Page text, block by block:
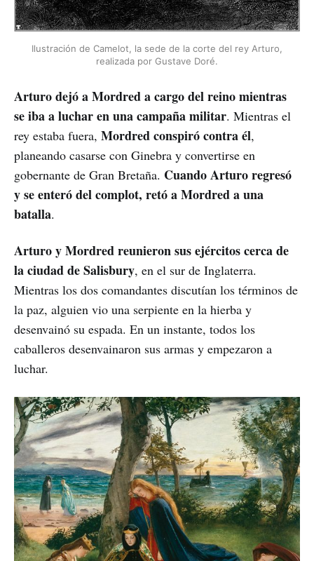
Ilustración de Camelot, la sede de la corte del rey Arturo,
realizada por Gustave Doré.
Arturo dejó a Mordred a cargo del reino mientras
se iba a luchar en una campaña militar. Mientras el
rey estaba fuera, Mordred conspiró contra él,
planeando casarse con Ginebra y convertirse en
gobernante de Gran Bretaña. Cuando Arturo regresó
y se enteró del complot, retó a Mordred a una
batalla.
Arturo y Mordred reunieron sus ejércitos cerca de
la ciudad de Salisbury, en el sur de Inglaterra.
Mientras los dos comandantes discutían los términos de
la paz, alguien vio una serpiente en la hierba y
desenvainó su espada. En un instante, todos los
caballeros desenvainaron sus armas y empezaron a
luchar.